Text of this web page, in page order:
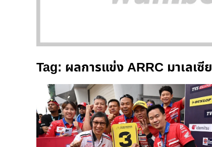
Tag: ผลการแข่ง ARRC มาเลเซีย